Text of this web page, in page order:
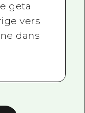
geta
vers
dans